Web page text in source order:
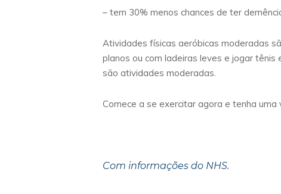
– tem 30% menos chances de ter
Atividades físicas aeróbicas moderadas
planos ou com ladeiras leves e jogar
são atividades moderadas.
Comece a se exercitar agora e tenha uma
Com informações do NHS.